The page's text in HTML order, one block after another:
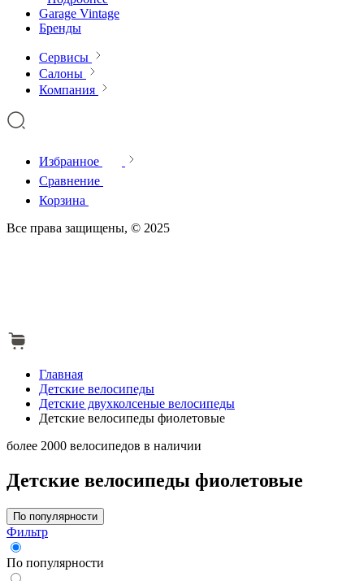
Garage Vintage
Бренды
Сервисы
Салоны
Компания
Избранное
Сравнение
Корзина
Все права защищены, © 2025
Главная
Детские велосипеды
Детские двухколсеные велосипеды
Детские велосипеды фиолетовые
более 2000 велосипедов в наличии
Детские велосипеды фиолетовые
По популярности
Фильтр
По популярности